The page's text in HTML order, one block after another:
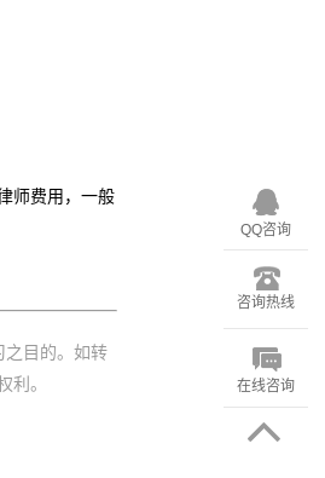
师费用，一般
之目的。如转
利。
QQ咨询
咨询热线
在线咨询